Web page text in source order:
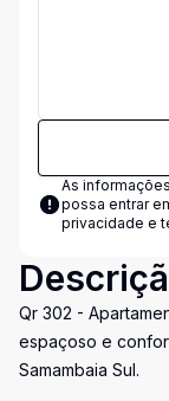
As
possa entrar
privacidade e
Qr 302 -
espaçoso e
Samambaia Sul.